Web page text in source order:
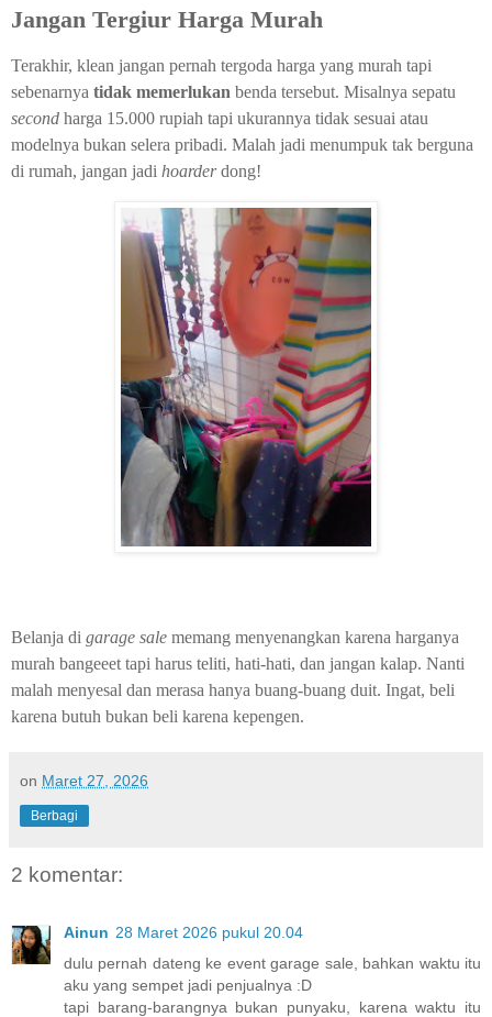
Jangan Tergiur Harga Murah
Terakhir, klean jangan pernah tergoda harga yang murah tapi
sebenarnya tidak memerlukan benda tersebut. Misalnya sepatu
second harga 15.000 rupiah tapi ukurannya tidak sesuai atau
modelnya bukan selera pribadi. Malah jadi menumpuk tak berguna
di rumah, jangan jadi hoarderdong!
Belanja di garage sale memang menyenangkan karena harganya
murah bangeeet tapi harus teliti, hati-hati, dan jangan kalap. Nanti
malah menyesal dan merasa hanya buang-buang duit. Ingat, beli
karena butuh bukan beli karena kepengen.
on Maret 27, 2026
Berbagi
2 komentar:
Ainun 28 Maret 2026 pukul 20.04
dulu pernah dateng ke event garage sale, bahkan waktu itu
aku yang sempet jadi penjualnya :D
tapi barang-barangnya bukan punyaku, karena waktu itu